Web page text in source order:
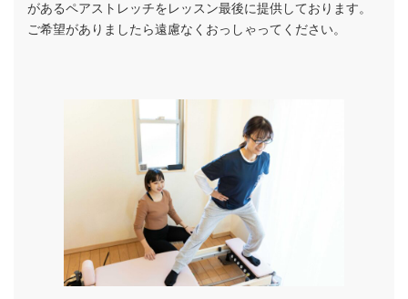
があるペアストレッチをレッスン最後に提供しております。
ご希望がありましたら遠慮なくおっしゃってください。